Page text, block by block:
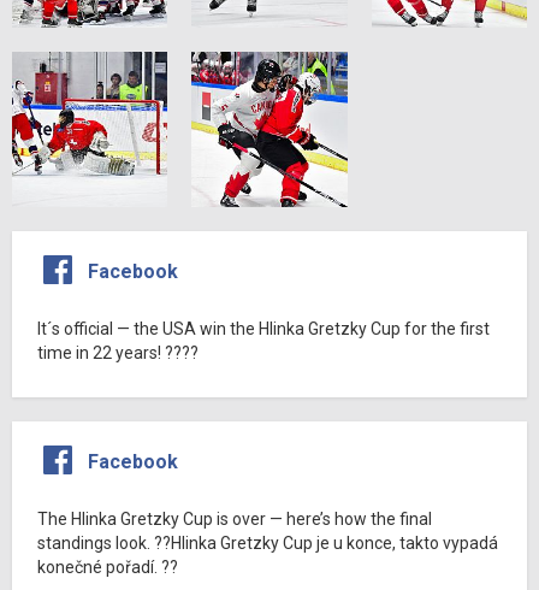
Facebook
It´s official — the USA win the Hlinka Gretzky Cup for the first
time in 22 years! ????
Facebook
The Hlinka Gretzky Cup is over — here’s how the final
standings look. ??Hlinka Gretzky Cup je u konce, takto vypadá
konečné pořadí. ??